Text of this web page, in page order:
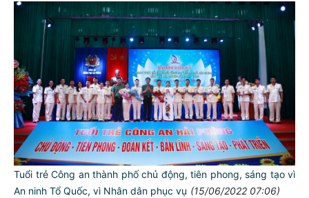
Tuổi trẻ Công an thành phố chủ động, tiên phong, sáng tạo vì
An ninh Tổ Quốc, vì Nhân dân phục vụ (15/06/2022 07:06)
TƯ CÁCH
NGƯỜI CÔNG AN CÁCH MỆNH LÀ:
Đối với tự mình, phải
CẦN, KIỆM, LIÊM, CHÍNH
Đối với đồng sự, phải
THÂN ÁI GIÚP ĐỠ
Đối với chính phủ, phải
TUYỆT ĐỐI TRUNG THÀNH
Đối với nhân dân, phải
KÍNH TRỌNG LỄ PHÉP